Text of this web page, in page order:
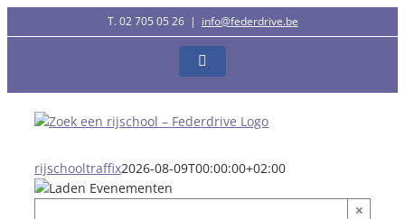
naar
T. 02 705 05 26 | info@federdrive.be
Facebook
rijschooltraffix2026-08-09T00:00:00+02:00
×